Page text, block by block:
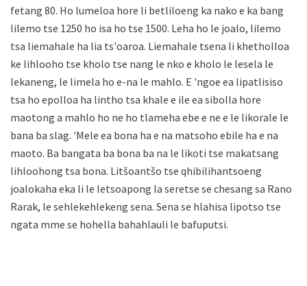
fetang 80. Ho lumeloa hore li betliloeng ka nako e ka bang
lilemo tse 1250 ho isa ho tse 1500. Leha ho le joalo, lilemo
tsa liemahale ha lia ts'oaroa. Liemahale tsena li khetholloa
ke lihlooho tse kholo tse nang le nko e kholo le lesela le
lekaneng, le limela ho e-na le mahlo. E 'ngoe ea lipatlisiso
tsa ho epolloa ha lintho tsa khale e ile ea sibolla hore
maotong a mahlo ho ne ho tlameha ebe e ne e le likorale le
bana ba slag. 'Mele ea bona ha e na matsoho ebile ha e na
maoto. Ba bangata ba bona ba na le likoti tse makatsang
lihloohong tsa bona. Litšoantšo tse qhibilihantsoeng
joalokaha eka li le letsoapong la seretse se chesang sa Rano
Rarak, le sehlekehlekeng sena. Sena se hlahisa lipotso tse
ngata mme se hohella bahahlauli le bafuputsi.